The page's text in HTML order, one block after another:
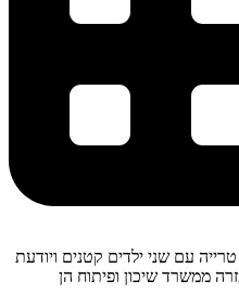
עם שני ילדים קטנים ויודעת
ממשרד שיכון ופיתוח הן